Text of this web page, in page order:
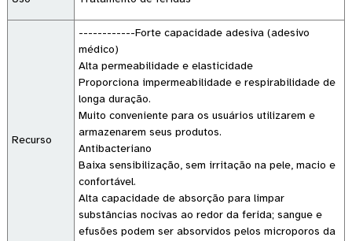
Recurso
------------Forte capacidade adesiva (adesivo
médico)
Alta permeabilidade e elasticidade
Proporciona impermeabilidade e respirabilidade de
longa duração.
Muito conveniente para os usuários utilizarem e
armazenarem seus produtos.
Antibacteriano
Baixa sensibilização, sem irritação na pele, macio e
confortável.
Alta capacidade de absorção para limpar
substâncias nocivas ao redor da ferida; sangue e
efusões podem ser absorvidos pelos microporos da